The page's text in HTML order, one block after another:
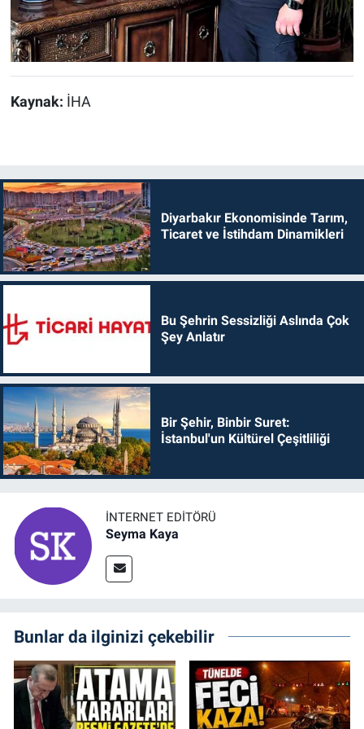
Kaynak: İHA
Diyarbakır Ekonomisinde Tarım,
Ticaret ve İstihdam Dinamikleri
Bu Şehrin Sessizliği Aslında Çok
Şey Anlatır
Bir Şehir, Binbir Suret:
İstanbul'un Kültürel Çeşitliliği
İNTERNET EDITÖRÜ
Seyma Kaya
Bunlar da ilginizi çekebilir